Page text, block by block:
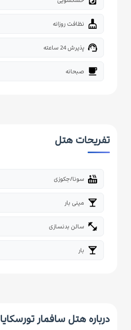
cleaning_services نظافت روزانه
support_agent پذیرش 24 ساعته
free_breakfast صبحانه
تفریحات هتل
hot_tub سونا/جکوزی
local_bar مینی بار
fitness_center سالن بدنسازی
local_bar بار
درباره هتل سافمار تورسکایا